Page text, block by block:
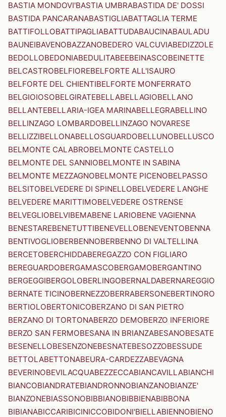
BASTIA MONDOVI'BASTIA UMBRABASTIDA DE' DOSSI
BASTIDA PANCARANABASTIGLIABATTAGLIA TERME
BATTIFOLLOBATTIPAGLIABATTUDABAUCINABAULADU
BAUNEIBAVENOBAZZANOBEDERO VALCUVIABEDIZZOLE
BEDOLLOBEDONIABEDULITABEEBEINASCOBEINETTE
BELCASTROBELFIOREBELFORTE ALL'ISAURO
BELFORTE DEL CHIENTIBELFORTE MONFERRATO
BELGIOIOSOBELGIRATEBELLABELLAGIOBELLANO
BELLANTEBELLARIA-IGEA MARINABELLEGRABELLINO
BELLINZAGO LOMBARDOBELLINZAGO NOVARESE
BELLIZZIBELLONABELLOSGUARDOBELLUNOBELLUSCO
BELMONTE CALABROBELMONTE CASTELLO
BELMONTE DEL SANNIOBELMONTE IN SABINA
BELMONTE MEZZAGNOBELMONTE PICENOBELPASSO
BELSITOBELVEDERE DI SPINELLOBELVEDERE LANGHE
BELVEDERE MARITTIMOBELVEDERE OSTRENSE
BELVEGLIOBELVIBEMABENE LARIOBENE VAGIENNA
BENESTAREBENETUTTIBENEVELLOBENEVENTOBENNA
BENTIVOGLIOBERBENNOBERBENNO DI VALTELLINA
BERCETOBERCHIDDABEREGAZZO CON FIGLIARO
BEREGUARDOBERGAMASCOBERGAMOBERGANTINO
BERGEGGIBERGOLOBERLINGOBERNALDABERNAREGGIO
BERNATE TICINOBERNEZZOBERRABERSONEBERTINORO
BERTIOLOBERTONICOBERZANO DI SAN PIETRO
BERZANO DI TORTONABERZO DEMOBERZO INFERIORE
BERZO SAN FERMOBESANA IN BRIANZABESANOBESATE
BESENELLOBESENZONEBESNATEBESOZZOBESSUDE
BETTOLABETTONABEURA-CARDEZZABEVAGNA
BEVERINOBEVILACQUABEZZECCABIANCAVILLABIANCHI
BIANCOBIANDRATEBIANDRONNOBIANZANOBIANZE'
BIANZONEBIASSONOBIBBIANOBIBBIENABIBBONA
BIBIANABICCARIBICINICCOBIDONI'BIELLABIENNOBIENO